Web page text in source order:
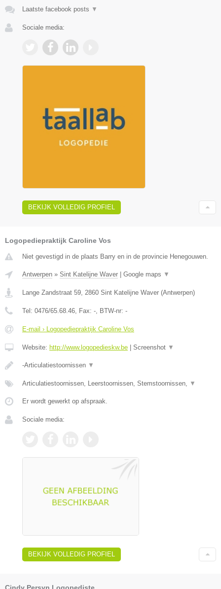
Laatste facebook posts ▼
Sociale media:
BEKIJK VOLLEDIG PROFIEL
Logopediepraktijk Caroline Vos
Niet gevestigd in de plaats Barry en in de provincie Henegouwen.
Antwerpen » Sint Katelijne Waver Google maps ▼
Lange Zandstraat 59, 2860 Sint Katelijne Waver (Antwerpen)
Tel: 0476/65.68.46, Fax: -, BTW-nr: -
E-mail › Logopediepraktijk Caroline Vos
Website: http://www.logopedieskw.be Screenshot ▼
-Articulatiestoornissen ▼
Articulatiestoornissen, Leerstoornissen, Stemstoornissen, ▼
Er wordt gewerkt op afspraak.
Sociale media:
BEKIJK VOLLEDIG PROFIEL
Cindy Persyn Logopediste